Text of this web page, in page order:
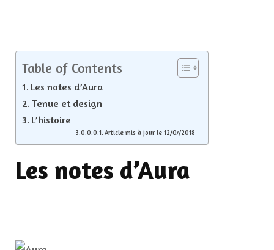
Table of Contents
Les notes d’Aura
Tenue et design
L’histoire
Article mis à jour le 12/07/2018
Les notes d’Aura